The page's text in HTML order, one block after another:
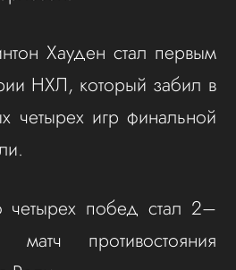
Хауден стал первым
НХЛ, который забил в
четырех игр финальной
побед стал 2–
противостояния